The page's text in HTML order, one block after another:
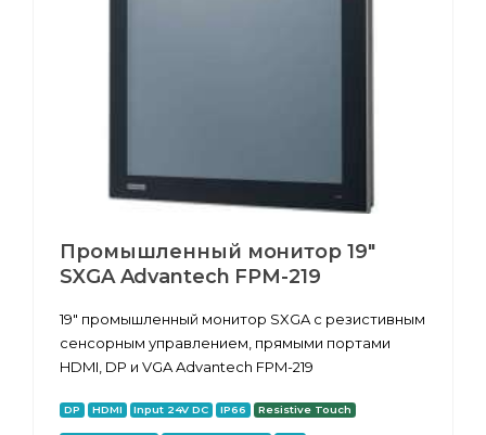
Промышленный монитор 19"
SXGA Advantech FPM-219
19" промышленный монитор SXGA с резистивным
сенсорным управлением, прямыми портами
HDMI, DP и VGA Advantech FPM-219
DP HDMI Input 24V DC IP66 Resistive Touch